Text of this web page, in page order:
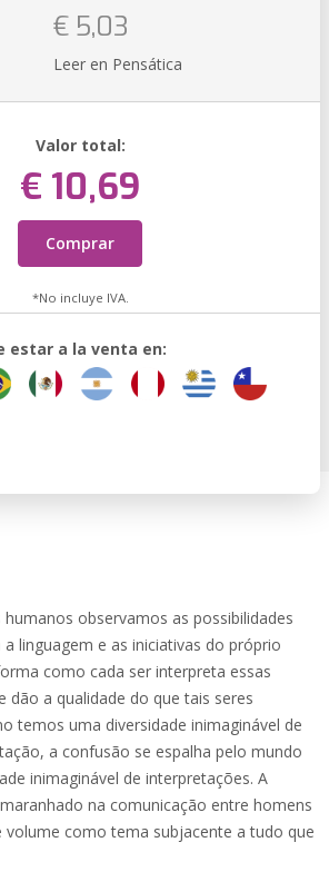
€ 5,03
Leer en Pensática
Valor total:
€ 10,69
Comprar
*No incluye IVA.
estar a la venta en:
observamos as possibilidades
linguagem e as iniciativas do próprio
como cada ser interpreta essas
dão a qualidade do que tais seres
temos uma diversidade inimaginável de
a confusão se espalha pelo mundo
inimaginável de interpretações. A
na comunicação entre homens
volume como tema subjacente a tudo que